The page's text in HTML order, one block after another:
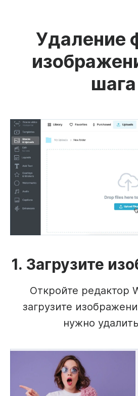
Удаление
шага
1. Загрузите
Откройте редактор
загрузите
нужно